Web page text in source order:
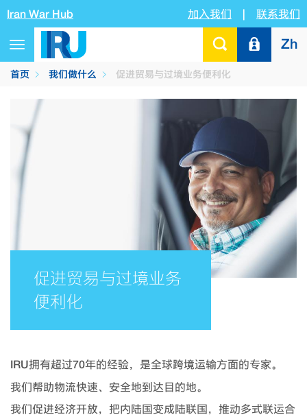
Iran War Hub 加入我们 | 联系我们
Toggle
navigation
Zh
首页 我们做什么 促进贸易与过境业务便利化
促进贸易与过境业务
便利化
IRU拥有超过70年的经验，是全球跨境运输方面的专家。
我们帮助物流快速、安全地到达目的地。
我们促进经济开放，把内陆国变成陆联国，推动多式联运合